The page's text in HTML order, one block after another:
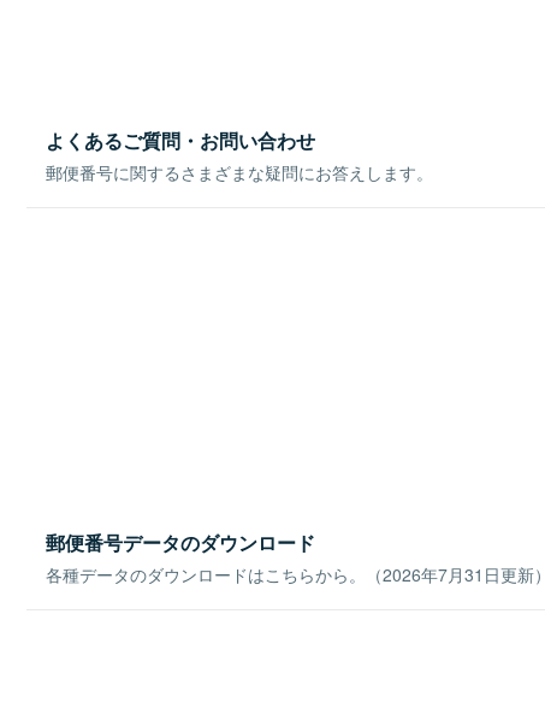
よくあるご質問・お問い合わせ
郵便番号に関するさまざまな疑問にお答えします。
郵便番号データのダウンロード
各種データのダウンロードはこちらから。（2026年7月31日更新）